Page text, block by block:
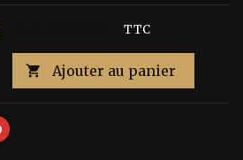
TTC
 Ajouter au panier